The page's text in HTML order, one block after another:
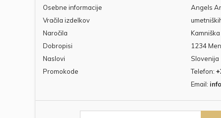
Osebne informacije
Vračila izdelkov
Naročila
Dobropisi
Naslovi
Promokode
Angels
1234
Slovenija
Telefon:
Email: